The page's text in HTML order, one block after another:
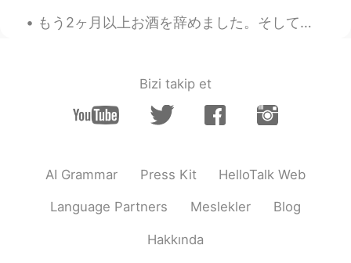
@Rina
@るろうにKT 日本に来た時はたくさん居
2021.03.21 08:49
@Fumithere's a lot more choices in
い🥺
もう2ヶ月以上お酒を辞めました。そして毎日お水 3L を飲んでるようにしてます。 最近気づいたことは、 クマ 目 解消した 夜はよく眠れるようになった 肌がスベスベしているさま 気分は...
Bizi takip et
AI Grammar Press Kit HelloTalk Web
Language Partners Meslekler Blog
Hakkında